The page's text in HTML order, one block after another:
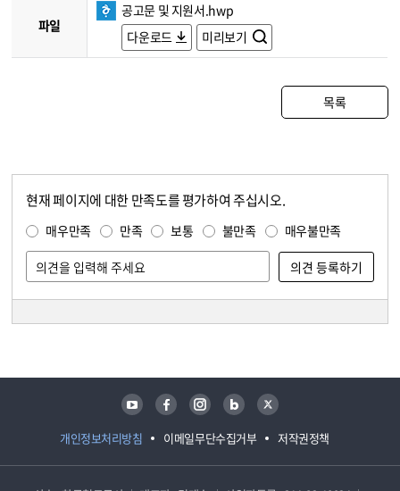
파일
공고문 및 지원서.hwp
다운로드
미리보기
목록
현재 페이지에 대한 만족도를 평가하여 주십시오.
매우만족 만족 보통 불만족 매우불만족
개인정보처리방침 이메일무단수집거부 저작권정책
유튜브 페이스북 인스타그램 블로그 트위터